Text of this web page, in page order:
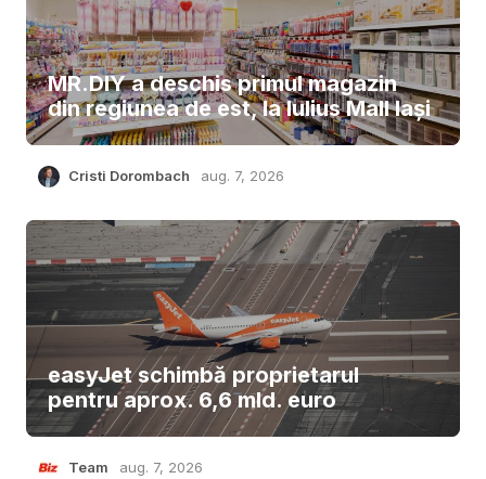
MR.DIY a deschis primul magazin
din regiunea de est, la Iulius Mall Iași
Cristi Dorombach aug. 7, 2026
easyJet schimbă proprietarul
pentru aprox. 6,6 mld. euro
Team aug. 7, 2026